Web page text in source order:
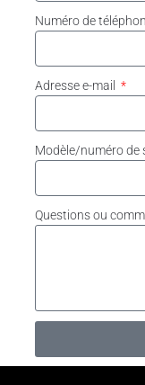
Numéro de
Adresse e-mail
Modèle/numéro de
Questions ou